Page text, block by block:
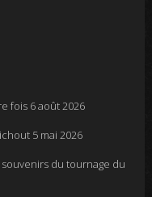
fois 6 août 2026
5 mai 2026
du tournage du